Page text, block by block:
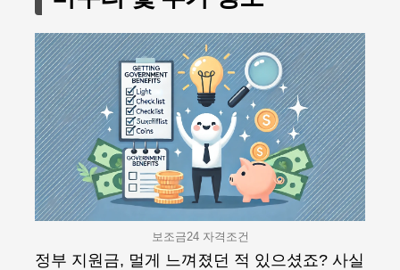
보조금24 자격조건
정부 지원금, 멀게 느껴졌던 적 있으셨죠? 사실